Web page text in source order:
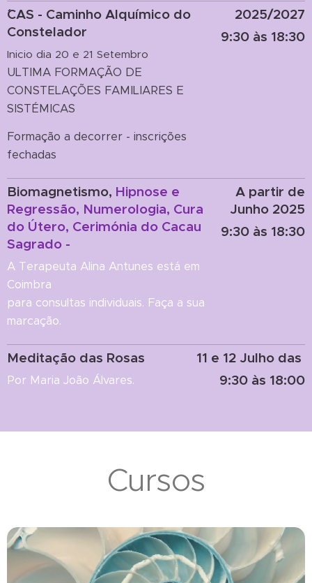
´CAS - Caminho Alquímico do
Constelador
Inicio dia 20 e 21 Setembro
ULTIMA FORMAÇÃO DE
CONSTELAÇÕES FAMILIARES E
SISTÉMICAS
Formação a decorrer - inscrições
fechadas
2025/2027
9:30 às 18:30
Biomagnetismo, Hipnose e
Regressão, Numerologia, Cura
do Útero, Cerimónia do Cacau
Sagrado -
A Terapeuta Alina Antunes está em
Coimbra
para consultas individuais. Faça a sua
marcação.
A partir de
Junho 2025
9:30 às 18:30
Meditação das Rosas
Por Maria João Álvares.
11 e 12 Julho das
9:30 às 18:00
Cursos